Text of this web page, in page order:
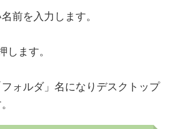
前を入力します。
します。
ォルダ」名になりデスクトップ